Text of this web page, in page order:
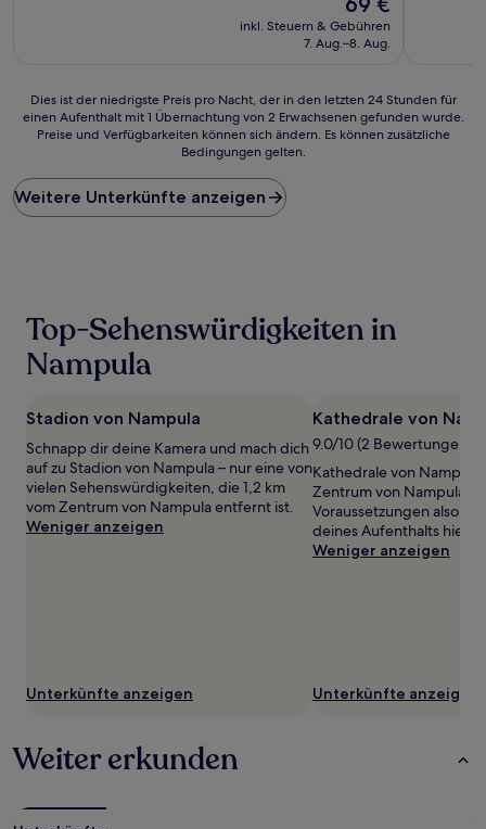
Preis
beträgt
inkl. Steuern & Gebühren
7. Aug.–8. Aug.
Dies
ist
Preis
pro
Nacht,
24 Stunden
einen
Aufenthalt
1 Übernachtung
2 Erwachsenen
gefunden
wurde.
Preise
und
Bedingungen
gelten.
Dies ist der niedrigste Preis pro Nacht, der in den letzten 24 Stunden für
einen Aufenthalt mit 1 Übernachtung von 2 Erwachsenen gefunden wurde.
Preise und Verfügbarkeiten können sich ändern. Es können zusätzliche
Bedingungen gelten.
Weitere Unterkünfte anzeigen
Top-Sehenswürdigkeiten in
Nampula
Stadion von Nampula
Schnapp dir deine Kamera und mach dich
auf zu Stadion von Nampula – nur eine von
vielen Sehenswürdigkeiten, die 1,2 km
vom Zentrum von Nampula entfernt ist.
Weniger anzeigen
Unterkünfte anzeigen
Kathedrale von
9.0/10 (2 Bewertungen)
Kathedrale von
Zentrum von Nampula.
Voraussetzungen also,
deines Aufenthalts hier
Weniger anzeigen
Unterkünfte anzeigen
Weiter erkunden